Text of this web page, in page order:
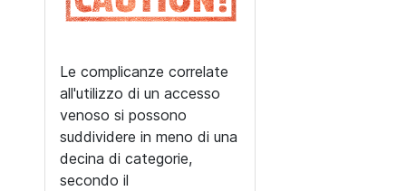
Le complicanze correlate
all'utilizzo di un accesso
venoso si possono
suddividere in meno di una
decina di categorie,
secondo il